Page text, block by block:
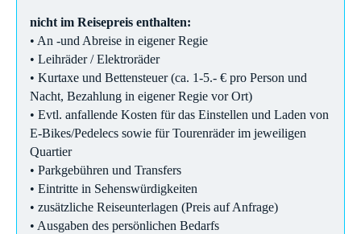
nicht im Reisepreis enthalten:
• An -und Abreise in eigener Regie
• Leihräder / Elektroräder
• Kurtaxe und Bettensteuer (ca. 1-5.- € pro Person und
Nacht, Bezahlung in eigener Regie vor Ort)
• Evtl. anfallende Kosten für das Einstellen und Laden von
E-Bikes/Pedelecs sowie für Tourenräder im jeweiligen
Quartier
• Parkgebühren und Transfers
• Eintritte in Sehenswürdigkeiten
• zusätzliche Reiseunterlagen (Preis auf Anfrage)
• Ausgaben des persönlichen Bedarfs